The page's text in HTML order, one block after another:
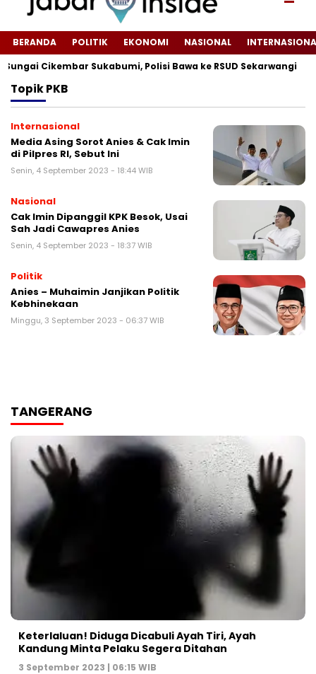
BERANDA POLITIK EKONOMI NASIONAL
Cikembar Sukabumi, Polisi Bawa ke RSUD Sekarwangi‎
TopikPKB
Internasional
Media Asing Sorot Anies & Cak Imin
di Pilpres RI, Sebut Ini
Senin, 4 September 2023 - 18:44 WIB
Nasional
Cak Imin Dipanggil KPK Besok, Usai
Sah Jadi Cawapres Anies
Senin, 4 September 2023 - 18:37 WIB
Politik
Anies – Muhaimin Janjikan Politik
Kebhinekaan
Minggu, 3 September 2023 - 06:37 WIB
TANGERANG
Keterlaluan! Diduga Dicabuli Ayah Tiri, Ayah
Kandung Minta Pelaku Segera Ditahan
3 September 2023 | 06:15 WIB